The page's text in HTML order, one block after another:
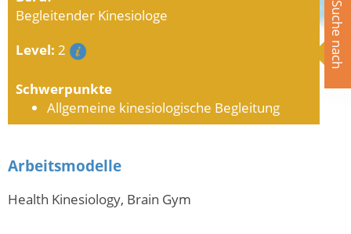
Suche nach
Begleitender Kinesiologe
Level: 2
Schwerpunkte
Allgemeine kinesiologische Begleitung
Arbeitsmodelle
Health Kinesiology, Brain Gym